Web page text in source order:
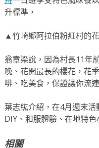
升標準，
▲竹崎鄉阿拉伯粉紅村的
翁章梁說，因為村長11年
晚、花開最長的櫻花，花
啡、吃美食，保證讓你流
葉志紘介紹，在4月週末
DIY、和服體驗、在地特
相關